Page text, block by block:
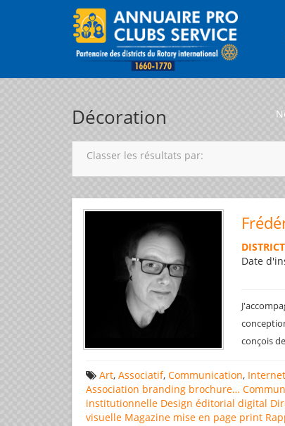
Décoration
Classer les résultats par:
Date
conçois
Art, Associatif, Communication, Internet
Association branding brochure…
institutionnelle Design éditorial digital
visuelle Magazine mise en page print